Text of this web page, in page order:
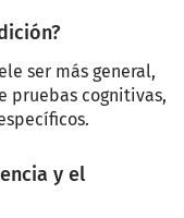
ser más general,
pruebas cognitivas,
y el